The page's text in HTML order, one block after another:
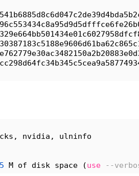
nvidia, ulninfo
M of disk space (use --